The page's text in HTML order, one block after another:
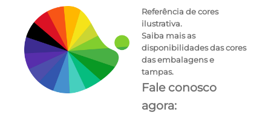
Referência de cores
ilustrativa.
Saiba mais as
disponibilidades das cores
das embalagens e
tampas.
Fale conosco
agora: